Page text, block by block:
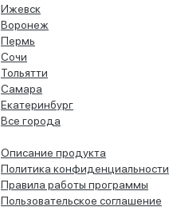
Ижевск
Воронеж
Пермь
Сочи
Тольятти
Самара
Екатеринбург
Все города
Описание продукта
Политика конфиденциальности
Правила работы программы
Пользовательское соглашение